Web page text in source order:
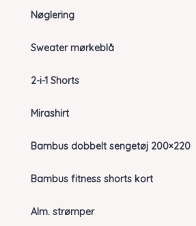
Nøglering
Sweater mørkeblå
2-i-1 Shorts
Mirashirt
Bambus dobbelt sengetøj 200×220
Bambus fitness shorts kort
Alm. strømper